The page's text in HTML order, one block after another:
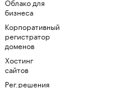
бизнеса
Корпоративный
регистратор
доменов
Хостинг
сайтов
Рег.решения